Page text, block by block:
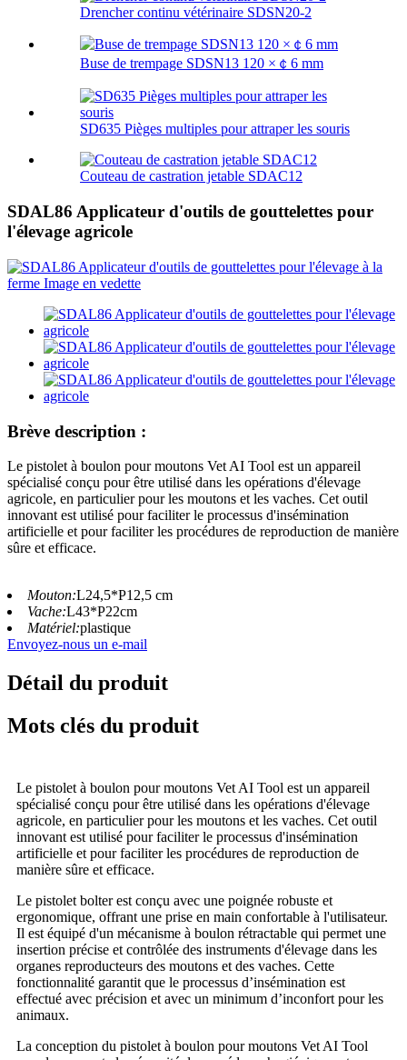
Drencher continu vétérinaire SDSN20-2
Buse de trempage SDSN13 120 ×￠6 mm
SD635 Pièges multiples pour attraper les souris
Couteau de castration jetable SDAC12
SDAL86 Applicateur d'outils de gouttelettes pour
l'élevage agricole
Brève description :
Le pistolet à boulon pour moutons Vet AI Tool est un appareil
spécialisé conçu pour être utilisé dans les opérations d'élevage
agricole, en particulier pour les moutons et les vaches. Cet outil
innovant est utilisé pour faciliter le processus d'insémination
artificielle et pour faciliter les procédures de reproduction de manière
sûre et efficace.
Mouton:L24,5*P12,5 cm
Vache:L43*P22cm
Matériel:plastique
Envoyez-nous un e-mail
Détail du produit
Mots clés du produit
Le pistolet à boulon pour moutons Vet AI Tool est un appareil
spécialisé conçu pour être utilisé dans les opérations d'élevage
agricole, en particulier pour les moutons et les vaches. Cet outil
innovant est utilisé pour faciliter le processus d'insémination
artificielle et pour faciliter les procédures de reproduction de
manière sûre et efficace.
Le pistolet bolter est conçu avec une poignée robuste et
ergonomique, offrant une prise en main confortable à l'utilisateur.
Il est équipé d'un mécanisme à boulon rétractable qui permet une
insertion précise et contrôlée des instruments d'élevage dans les
organes reproducteurs des moutons et des vaches. Cette
fonctionnalité garantit que le processus d’insémination est
effectué avec précision et avec un minimum d’inconfort pour les
animaux.
La conception du pistolet à boulon pour moutons Vet AI Tool